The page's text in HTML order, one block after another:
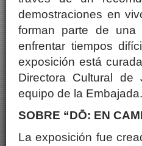
demostraciones en
forman parte de una
enfrentar tiempos
exposición está
Directora Cultural
equipo de la Embajada.
SOBRE “DŌ: EN
La exposición fue